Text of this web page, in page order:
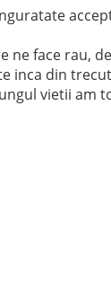
ne face rau,
inca din
vietii am